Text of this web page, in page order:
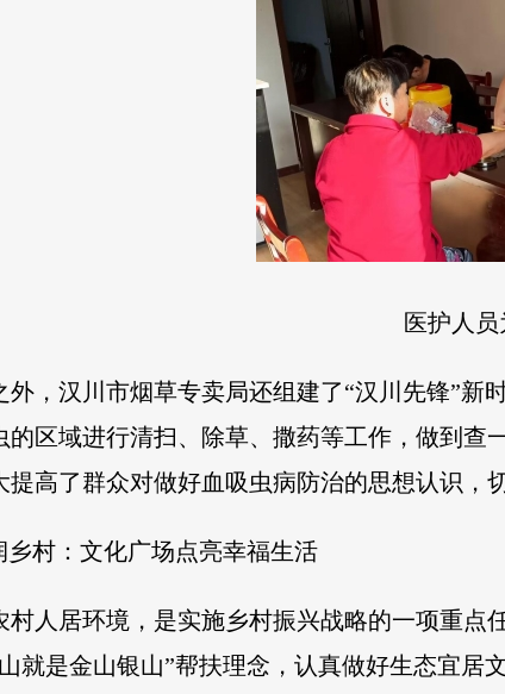
医护人
外，汉川市烟草专卖局还组建了“汉川先锋”
的区域进行清扫、除草、撒药等工作，做到
提高了群众对做好血吸虫病防治的思想认识，
乡村：文化广场点亮幸福生活
村人居环境，是实施乡村振兴战略的一项重
就是金山银山”帮扶理念，认真做好生态宜居